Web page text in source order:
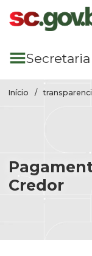
Pular para conteúdo
Secretaria
Início
Credor